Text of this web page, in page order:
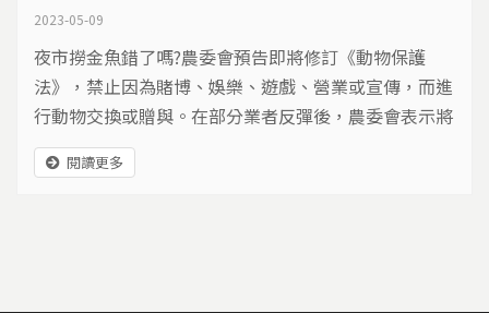
2023-05-09
夜市撈金魚錯了嗎?農委會預告即將修訂《動物保護
法》，禁止因為賭博、娛樂、遊戲、營業或宣傳，而進
行動物交換或贈與。在部分業者反彈後，農委會表示將
只針對哺乳類修法(鼠兔貓狗)，金魚、烏龜等水族動物
將不受限制，引起熱議。
閱讀更多